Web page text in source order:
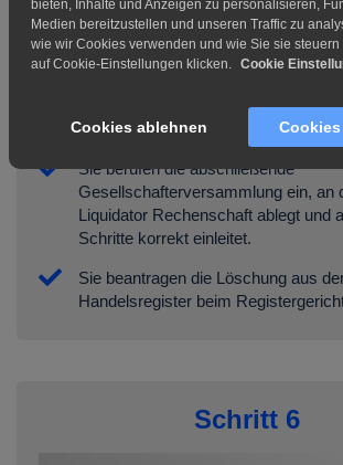
Löschung
Sie berufen die abschließende
Gesellschafterversammlung ein, an
Liquidator Rechenschaft ablegt und
Schritte korrekt einleitet.
Sie beantragen die Löschung aus
Handelsregister beim
Schritt 6
bieten, Inhalte und Anzeigen zu personalisieren,
Medien bereitzustellen und unseren Traffic zu
wie wir Cookies verwenden und wie Sie sie
auf Cookie-Einstellungen klicken.
Cookie
Cookies ablehnen